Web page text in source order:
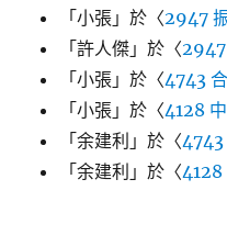
「小張 」於〈2947
「許人傑 」於〈
「小張 」於〈4743
「小張 」於〈4128
「余建利 」於〈4743
「余建利 」於〈4128